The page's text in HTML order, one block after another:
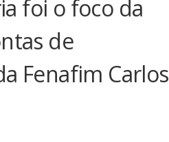
foi o foco da
de
Fenafim Carlos